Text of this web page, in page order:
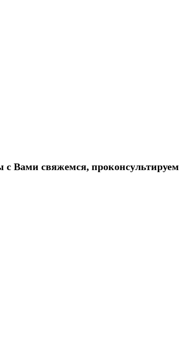
Вами свяжемся,